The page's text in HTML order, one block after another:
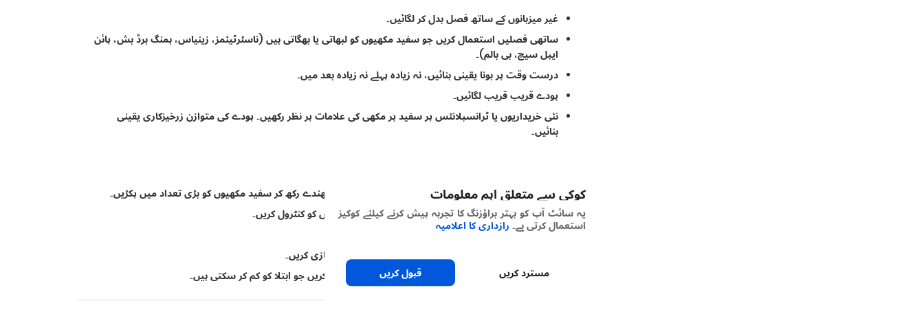
غیر میزبانوں کے ساتھ فصل بدل کر لگائیں۔
ساتھی فصلیں استعمال کریں جو سفید مکھیوں کو لبھاتی یا بھگاتی ہیں (ناسٹرٹیئمز، زینیاس، ہمنگ برڈ بش، پائن
ایپل سیج، بی بالم)۔
درست وقت پر بونا یقینی بنائیں، نہ زیادہ پہلے نہ زیادہ بعد میں۔
پودے قریب قریب لگائیں۔
نئی خریداریوں یا ٹرانسپلانٹس پر سفید پر مکھی کی علامات پر نظر رکھیں۔ پودے کی متوازن زرخیزکاری یقینی
بنائیں۔
انفیکشن کے ابتدائی مراحل میں کھیتوں میں چپکنے والے پھندے رکھ کر سفید مکھیوں کو بڑی تعداد میں پکڑیں۔
کھیت کے اندر اور ارد گرد فالتو جھاڑیوں اور متبادل میزبانوں کو کنٹرول کریں۔
کٹائی کے بعد گرین ہاؤس سے پودے کی باقیات ہٹائیں۔
گرم درجہ حرارتوں پر مختصر افتادہ زمینون کی منصوبہ سازی کریں۔
UV جذب کرنے والی گرین ہاؤس پلاسٹک فلمیں استعمال کریں جو ابتلا کو کم کر سکتی ہیں۔
کوکی سے متعلق اہم معلومات
یہ سائٹ آپ کو بہتر براؤزنگ کا تجربہ پیش کرنے کیلئے کوکیز
استعمال کرتی ہے۔ رازداری کا اعلامیہ
مسترد کریں قبول کریں